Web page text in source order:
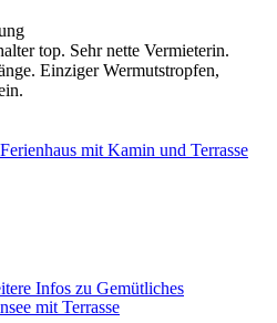
top. Sehr nette Vermieterin.
Einziger Wermutstropfen,
mit Kamin und Terrasse
Infos zu Gemütliches
mit Terrasse